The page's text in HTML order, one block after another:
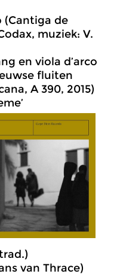
(Cantiga de
muziek: V.
en viola d’arco
fluiten
A 390, 2015)
van Thrace)